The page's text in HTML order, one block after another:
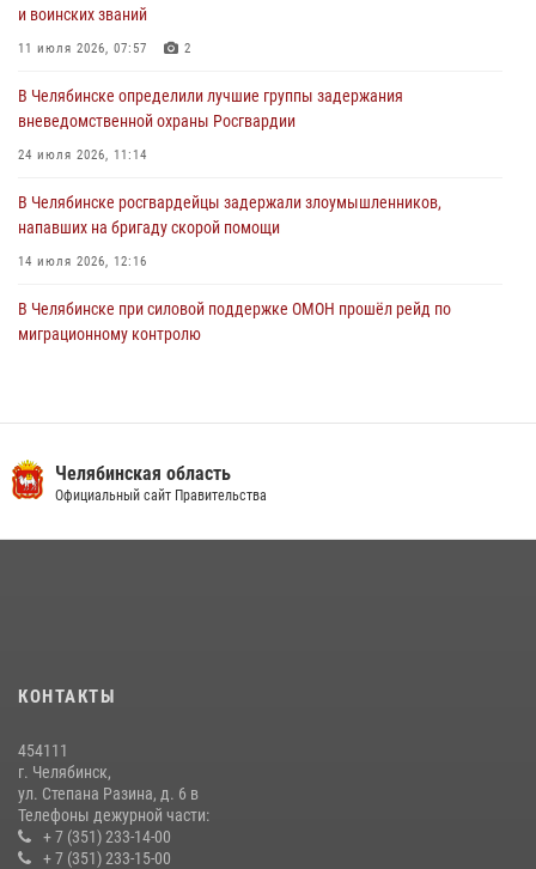
В Челябинской области росгвардейцами по горячим следам
задержан подозреваемый в грабеже
и воинских званий
11 июля 2026, 07:57 2
В Челябинске определили лучшие группы задержания
вневедомственной охраны Росгвардии
24 июля 2026, 11:14
В Челябинске росгвардейцы задержали злоумышленников,
напавших на бригаду скорой помощи
14 июля 2026, 12:16
В Челябинске при силовой поддержке ОМОН прошёл рейд по
миграционному контролю
13 июля 2026, 03:02 5
14 июля 2026, 05:15
Челябинская область
Официальный сайт Правительства
КОНТАКТЫ
454111
г. Челябинск,
ул. Степана Разина, д. 6 в
Телефоны дежурной части:
+ 7 (351) 233-14-00
+ 7 (351) 233-15-00